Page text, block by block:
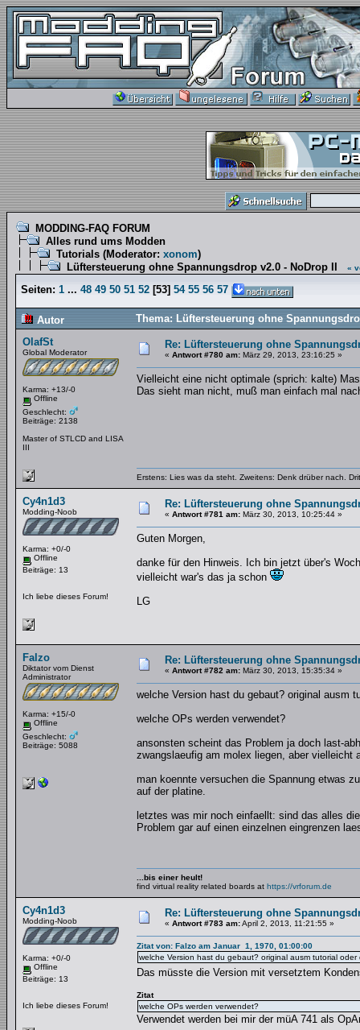
MODDING-FAQ FORUM
Alles rund ums Modden
Tutorials (Moderator: xonom)
Lüftersteuerung ohne Spannungsdrop v2.0 - NoDrop II
«
Seiten: 1 ... 48 49 50 51 52 [53] 54 55 56 57
Autor
Thema: Lüftersteuerung ohne
OlafSt
Global Moderator
Karma: +13/-0
Offline
Geschlecht:
Beiträge: 2138
Master of STLCD and LISA
III
Re: Lüftersteuerung ohne
« Antwort #780 am: März 29, 2013, 23:16:25 »
Vielleicht eine nicht optimale (sprich: kalte)
Das sieht man nicht, muß man einfach mal
Erstens: Lies was da steht. Zweitens: Denk drüber nach.
Cy4n1d3
Modding-Noob
Karma: +0/-0
Offline
Beiträge: 13
Ich liebe dieses Forum!
Re: Lüftersteuerung ohne
« Antwort #781 am: März 30, 2013, 10:25:44 »
Guten Morgen,
danke für den Hinweis. Ich bin jetzt über's
vielleicht war's das ja schon
LG
Falzo
Diktator vom Dienst
Administrator
Karma: +15/-0
Offline
Geschlecht:
Beiträge: 5088
Re: Lüftersteuerung ohne
« Antwort #782 am: März 30, 2013, 15:35:34 »
welche Version hast du gebaut? original ausm
welche OPs werden verwendet?
ansonsten scheint das Problem ja doch last-
zwangslaeufig am molex liegen, aber vielleicht
man koennte versuchen die Spannung etwas
auf der platine.
letztes was mir noch einfaellt: sind das alles
Problem gar auf einen einzelnen eingrenzen
...bis einer heult!
find virtual reality related boards at https://vrforum.de
Cy4n1d3
Modding-Noob
Karma: +0/-0
Offline
Beiträge: 13
Ich liebe dieses Forum!
Re: Lüftersteuerung ohne
« Antwort #783 am:April 2, 2013, 11:21:55 »
Zitat von: Falzo am Januar 1, 1970, 01:00:00
welche Version hast du gebaut? original ausm tutorial
Das müsste die Version mit versetztem
Zitat
welche OPs werden verwendet?
Verwendet werden bei mir der müA 741 als